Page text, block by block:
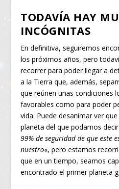
TODAVÍA HAY
INCÓGNITAS
En definitiva, seguiremos
los próximos años, pero
recorrer para poder llegar a
a la Tierra que, además,
que reúnen unas condiciones
favorables como para poder
vida. Puede desanimar ver
planeta del que podamos
99% de seguridad de que este
nuestro«, pero estamos
que en un tiempo, seamos
encontrado el primer planeta